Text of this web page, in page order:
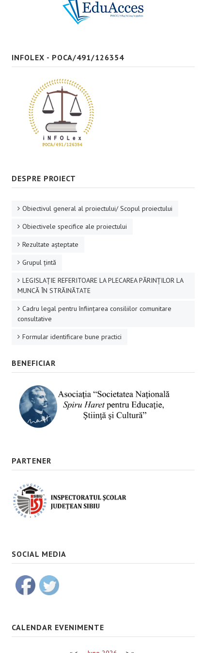
INFOLEX - POCA/491/126354
DESPRE PROIECT
Obiectivul general al proiectului/ Scopul proiectului
Obiectivele specifice ale proiectului
Rezultate aşteptate
Grupul ţintă
LEGISLAȚIE REFERITOARE LA PLECAREA PĂRINȚILOR LA
MUNCĂ ÎN STRĂINĂTATE
Cadru legal pentru înființarea consiliilor comunitare
consultative
Formular identificare bune practici
BENEFICIAR
PARTENER
SOCIAL MEDIA
CALENDAR EVENIMENTE